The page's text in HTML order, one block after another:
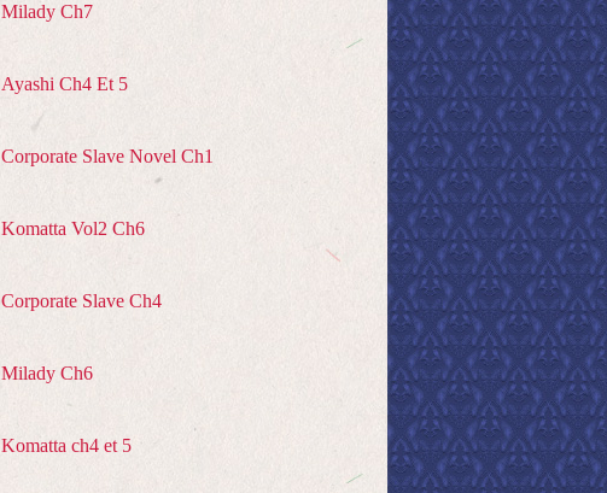
Milady Ch7
Ayashi Ch4 Et 5
Corporate Slave Novel Ch1
Komatta Vol2 Ch6
Corporate Slave Ch4
Milady Ch6
Komatta ch4 et 5